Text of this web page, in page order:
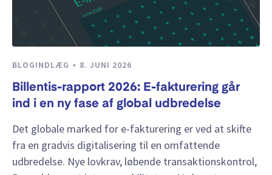
BLOGINDLÆG 8. JUNI 2026
Billentis-rapport 2026: E-fakturering går
ind i en ny fase af global udbredelse
Det globale marked for e-fakturering er ved at skifte
fra en gradvis digitalisering til en omfattende
udbredelse. Nye lovkrav, løbende transaktionskontrol,